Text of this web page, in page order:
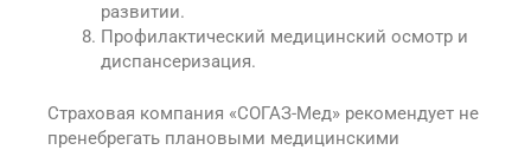
развитии.
Профилактический медицинский осмотр и
диспансеризация.
Страховая компания «СОГАЗ-Мед» рекомендует не
пренебрегать плановыми медицинскими